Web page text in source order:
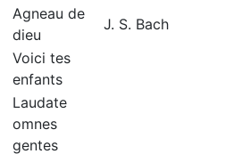
Agneau de
dieu
J. S. Bach
Voici tes
enfants
Laudate
omnes
gentes